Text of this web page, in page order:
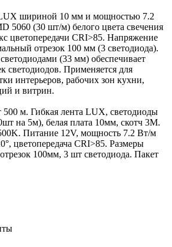
шириной 10 мм и мощностью 7.2
5060 (30 шт/м) белого цвета свечения
цветопередачи CRI>85. Напряжение
отрезок 100 мм (3 светодиода).
(33 мм) обеспечивает
светодиодов. Применяется для
интерьеров, рабочих зон кухни,
и витрин.
500 м. Гибкая лента LUX, светодиоды
на 5м), белая плата 10мм, скотч 3М.
Питание 12V, мощность 7.2 Вт/м
цветопередача CRI>85. Размеры
100мм, 3 шт светодиода. Пакет